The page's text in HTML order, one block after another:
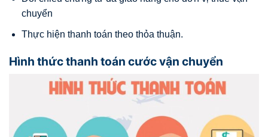
chuyển
Thực hiện thanh toán theo thỏa thuận.
Hình thức thanh toán cước vận chuyển